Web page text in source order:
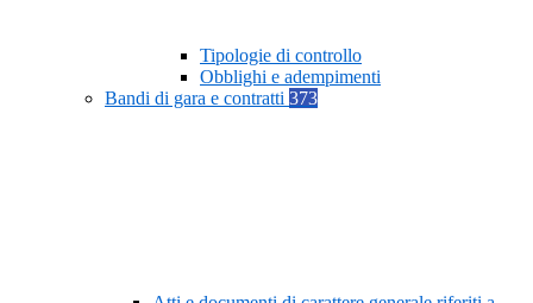
Tipologie di controllo
Obblighi e adempimenti
Bandi di gara e contratti 373